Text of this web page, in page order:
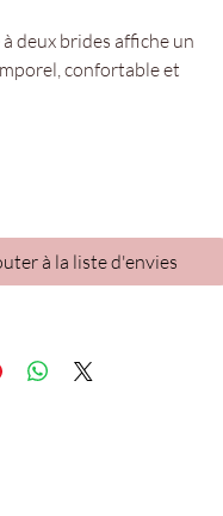
deux brides affiche un
confortable et
boucles dorées qui
l’ajuster pour un parfait
toutes vos tenues.
dans vos boutiques
Coté Flex et Hermitage !
à la liste d'envies